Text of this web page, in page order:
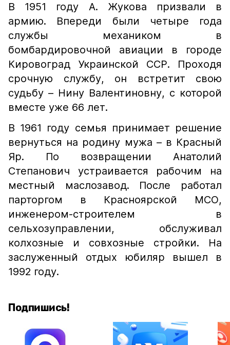
В 1951 году А. Жукова призвали в
армию. Впереди были четыре года
службы механиком в
бомбардировочной авиации в городе
Кировоград Украинской ССР. Проходя
срочную службу, он встретит свою
судьбу – Нину Валентиновну, с которой
вместе уже 66 лет.
В 1961 году семья принимает решение
вернуться на родину мужа – в Красный
Яр. По возвращении Анатолий
Степанович устраивается рабочим на
местный маслозавод. После работал
парторгом в Красноярской МСО,
инженером-строителем в
сельхозуправлении, обслуживал
колхозные и совхозные стройки. На
заслуженный отдых юбиляр вышел в
1992 году.
Подпишись!